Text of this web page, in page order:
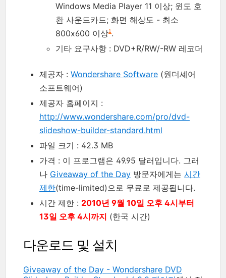
Windows Media Player 11 이상; 윈도 호
환 사운드카드; 화면 해상도 - 최소
800x600 이상1.
기타 요구사항 : DVD+R/RW/-RW 레코더
제공자 : Wondershare Software (원더셰어
소프트웨어)
제공자 홈페이지 :
http://www.wondershare.com/pro/dvd-
slideshow-builder-standard.html
파일 크기 : 42.3 MB
가격 : 이 프로그램은 49.95 달러입니다. 그러
나 Giveaway of the Day 방문자에게는 시간
제한(time-limited)으로 무료로 제공됩니다.
시간 제한 : 2010년 9월 10일 오후 4시부터
13일 오후 4시까지 (한국 시간)
다운로드 및 설치
Giveaway of the Day - Wondershare DVD